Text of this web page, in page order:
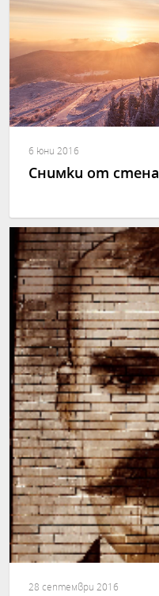
6 юни 2016
Снимки от стена
28 септември 2016